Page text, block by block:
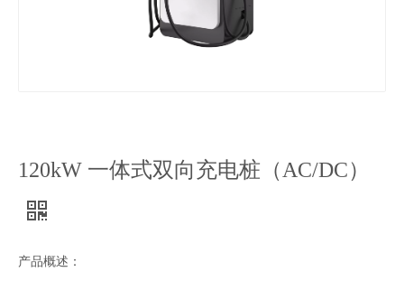
120kW 一体式双向充电桩（AC/DC）
产品概述：